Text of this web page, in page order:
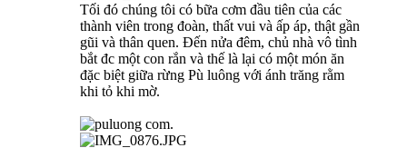
Tối đó chúng tôi có bữa cơm đầu tiên của các
thành viên trong đoàn, thất vui và ấp áp, thật gần
gũi và thân quen. Đến nửa đêm, chủ nhà vô tình
bắt đc một con rắn và thế là lại có một món ăn
đặc biệt giữa rừng Pù luông với ánh trăng rằm
khi tỏ khi mờ.